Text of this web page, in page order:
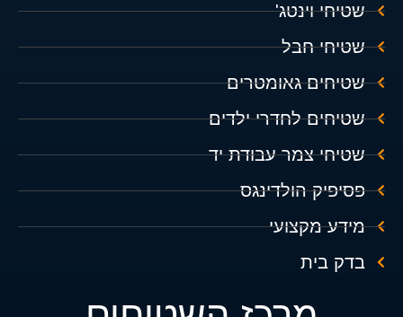
שטיחי וינטג'
שטיחי חבל
שטיחים גאומטרים
שטיחים לחדרי ילדים
שטיחי צמר עבודת יד
פסיפיק הולדינגס
מידע מקצועי
בדק בית